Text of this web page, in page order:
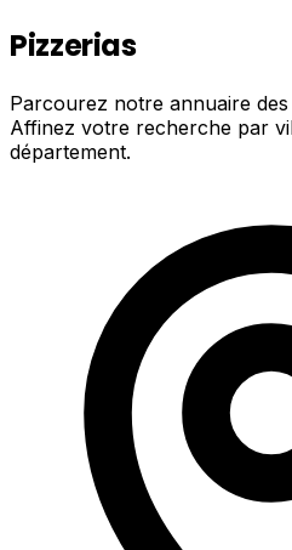
Pizzerias
Parcourez notre annuaire
Affinez votre recherche par
département.